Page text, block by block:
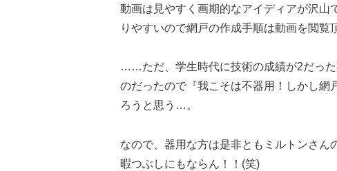
動画は見やすく画期的なアイディアが沢山
りやすいので網戸の作成手順は動画を閲覧
……ただ、学生時代に技術の成績が2だっ
のだったので『我こそは不器用！しかし網
ろうと思う…。
なので、器用な方は是非ともミルトンさ
暇つぶしにもならん！！(笑)